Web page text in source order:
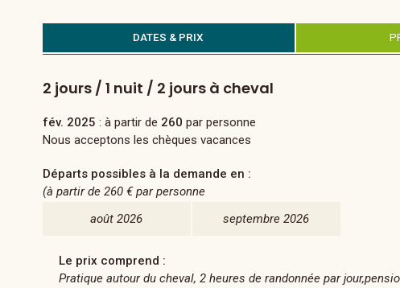
DATES & PRIX
2 jours / 1 nuit / 2 jours à cheval
fév. 2025 : à partir de 260 par personne
Nous acceptons les chèques vacances
Départs possibles à la demande en :
(à partir de 260 €par personne
août 2026
septembre 2026
Le prix comprend :
Pratique autour du cheval, 2 heures de randonnée par